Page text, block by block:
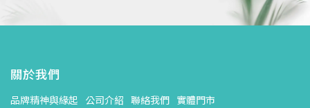
關於我們
品牌精神與緣起 公司介紹 聯絡我們 實體門市